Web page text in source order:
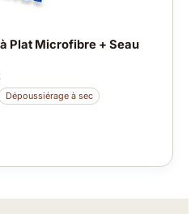
Plat Microfibre + Seau
Dépoussiérage à sec